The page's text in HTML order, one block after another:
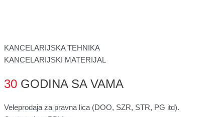
KANCELARIJSKA TEHNIKA
KANCELARIJSKI MATERIJAL
30 GODINA SA VAMA
Veleprodaja za pravna lica (DOO, SZR, STR, PG itd).